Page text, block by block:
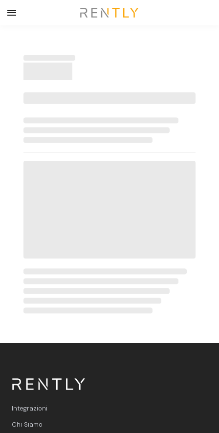
Integrazioni
Chi Siamo